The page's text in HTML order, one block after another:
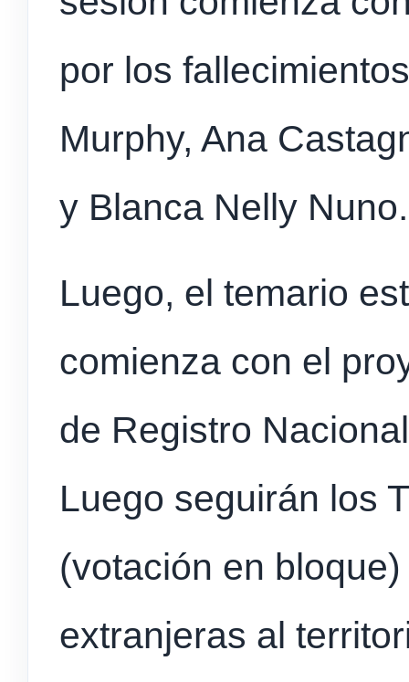
por los
Murphy, Ana
y Blanca Nelly Nuno.
Luego, el temario
comienza con el
de Registro
Luego seguirán los
(votación en
extranjeras al